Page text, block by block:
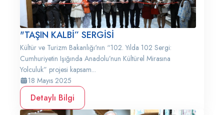
"TAŞIN KALBİ” SERGİSİ
Kültür ve Turizm Bakanlığı'nın “102. Yılda 102 Sergi:
Cumhuriyetin Işığında Anadolu’nun Kültürel Mirasına
Yolculuk” projesi kapsam...
18 Mayıs 2025
Detaylı Bilgi